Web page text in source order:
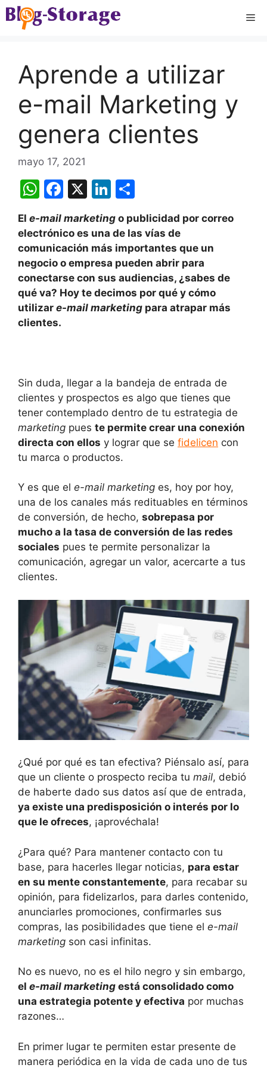
Saltar
al
Aprende a utilizar
e-mail Marketing y
genera clientes
mayo 17, 2021
W
at
s
A
p
p
F
c
e
b
o
o
X
Li
k
e
dI
n
m
p
ar
tir
El e-mail marketing o publicidad por correo
electrónico es una de las vías de
comunicación más importantes que un
negocio o empresa pueden abrir para
conectarse con sus audiencias, ¿sabes de
qué va? Hoy te decimos por qué y cómo
utilizar e-mail marketing para atrapar más
clientes.
Sin duda, llegar a la bandeja de entrada de
clientes y prospectos es algo que tienes que
tener contemplado dentro de tu estrategia de
marketing pues te permite crear una conexión
directa con ellos y lograr que se fidelicen con
tu marca o productos.
Y es que el e-mail marketing es, hoy por hoy,
una de los canales más redituables en términos
de conversión, de hecho, sobrepasa por
mucho a la tasa de conversión de las redes
sociales pues te permite personalizar la
comunicación, agregar un valor, acercarte a tus
clientes.
¿Qué por qué es tan efectiva? Piénsalo así, para
que un cliente o prospecto reciba tu mail, debió
de haberte dado sus datos así que de entrada,
ya existe una predisposición o interés por lo
que le ofreces, ¡aprovéchala!
¿Para qué? Para mantener contacto con tu
base, para hacerles llegar noticias, para estar
en su mente constantemente, para recabar su
opinión, para fidelizarlos, para darles contenido,
anunciarles promociones, confirmarles sus
compras, las posibilidades que tiene el e-mail
marketing son casi infinitas.
No es nuevo, no es el hilo negro y sin embargo,
el e-mail marketing está consolidado como
una estrategia potente y efectiva por muchas
razones…
En primer lugar te permiten estar presente de
manera periódica en la vida de cada uno de tus